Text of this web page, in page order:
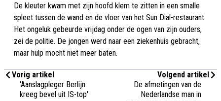
De kleuter kwam met zijn hoofd klem te zitten in een smalle
spleet tussen de wand en de vloer van het Sun Dial-restaurant.
Het ongeluk gebeurde vrijdag onder de ogen van zijn ouders,
zei de politie. De jongen werd naar een ziekenhuis gebracht,
maar hulp mocht niet meer baten.
Vorig artikel
'Aanslagpleger Berlijn
kreeg bevel uit IS-top'
Volgend artikel
De afmetingen van de
Nederlandse man in